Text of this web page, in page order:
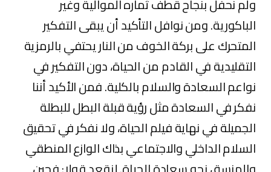
الباكورية. ومن نوافل التأكيد أن يبقى التفكير
المتحرك على بركة الخوف من النار يحتفي بالرمزية
التقليدية في القادم من الحياة، دون التفكير في
نواعم السعادة والسلام بالكلية. فمن الأكيد أننا
نفكر في السعادة مثل رؤية قبلة البطل للبطلة
الجميلة في نهاية فيلم الحياة، ولا نفكر في تحقيق
السلام الداخلي والاجتماعي بذاك الوازع المنطقي